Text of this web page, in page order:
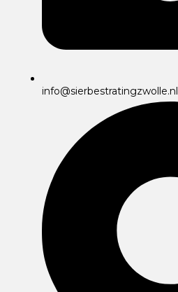
info@sierbestratingzwolle.nl